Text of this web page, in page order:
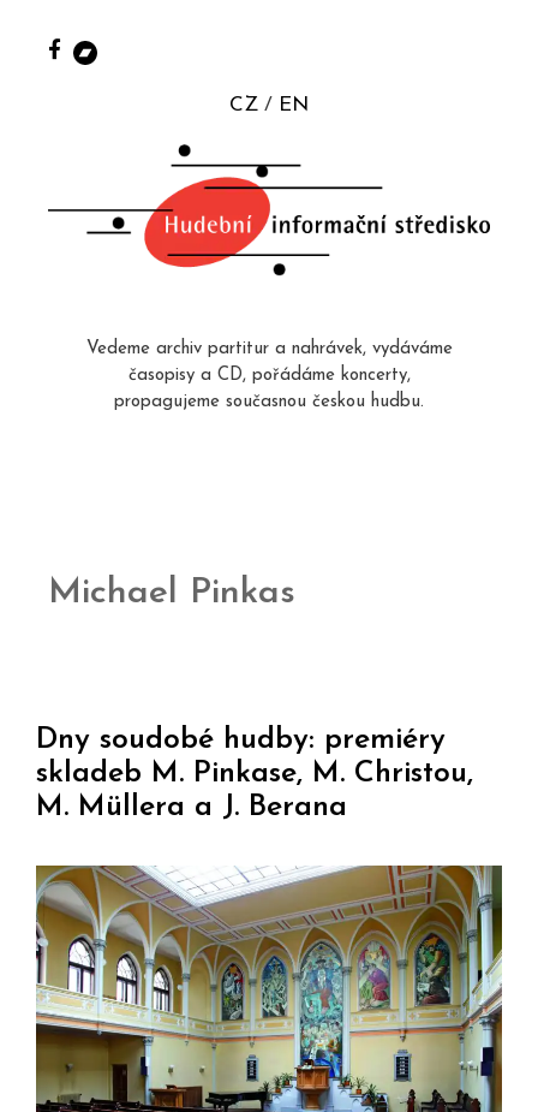
CZ EN
Vedeme archiv partitur a nahrávek, vydáváme
časopisy a CD, pořádáme koncerty,
propagujeme současnou českou hudbu.
Michael Pinkas
Dny soudobé hudby: premiéry
skladeb M. Pinkase, M. Christou,
M. Müllera a J. Berana